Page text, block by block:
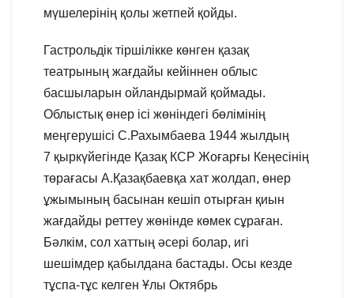
мүшелерінің қолы жетпей қойды.
Гастрольдік тіршілікке көнген қазақ
театрының жағдайы кейіннен облыс
басшыларын ойландырмай қоймады.
Облыстық өнер ісі жөніндегі бөлімінің
меңгерушісі С.Рахымбаева 1944 жылдың
7 қыркүйегінде Қазақ КСР Жоғарғы Кеңесінің
төрағасы А.Қазақбаевқа хат жолдап, өнер
ұжымының басынан кешіп отырған қиын
жағдайды реттеу жөнінде көмек сұраған.
Бәлкім, сол хаттың әсері болар, игі
шешімдер қабылдана бастады. Осы кезде
тұспа-тұс келген Ұлы Октябрь